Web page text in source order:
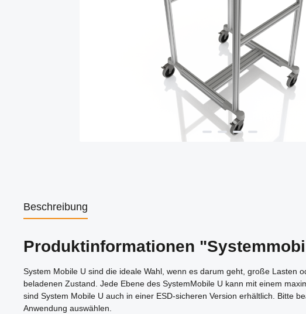
Beschreibung
Produktinformationen
System Mobile U sind die ideale Wahl, wenn es darum geht, große Lasten
beladenen Zustand. Jede Ebene des SystemMobile U kann mit einem
sind System Mobile U auch in einer ESD-sicheren Version erhältlich. Bitte
Anwendung auswählen.